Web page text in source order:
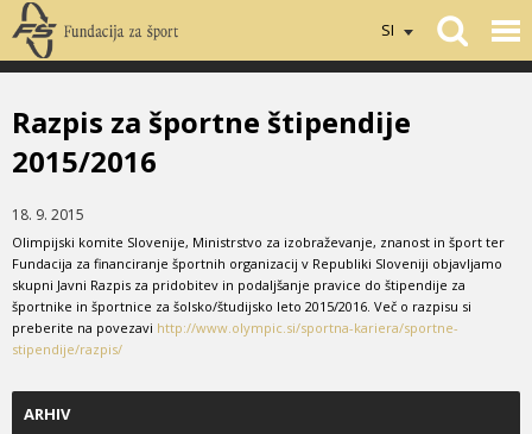
SI
Razpis za športne štipendije
2015/2016
18. 9. 2015
Olimpijski komite Slovenije, Ministrstvo za izobraževanje, znanost in šport ter
Fundacija za financiranje športnih organizacij v Republiki Sloveniji objavljamo
skupni Javni Razpis za pridobitev in podaljšanje pravice do štipendije za
športnike in športnice za šolsko/študijsko leto 2015/2016. Več o razpisu si
preberite na povezavi http://www.olympic.si/sportna-kariera/sportne-
stipendije/razpis/
ARHIV